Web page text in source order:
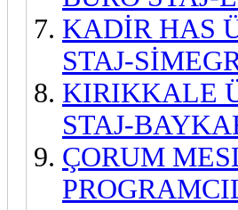
KADİR HAS
STAJ-
KIRIKKALE
STAJ-
ÇORUM